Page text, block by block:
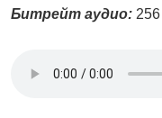
Битрейт аудио: 256